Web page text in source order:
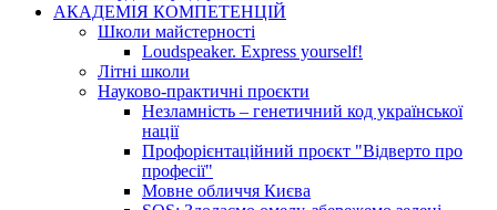
АКАДЕМІЯ КОМПЕТЕНЦІЙ
Школи майстерності
Loudspeaker. Express yourself!
Літні школи
Науково-практичні проєкти
Незламність – генетичний код української
нації
Профорієнтаційний проєкт "Відверто про
професії"
Мовне обличчя Києва